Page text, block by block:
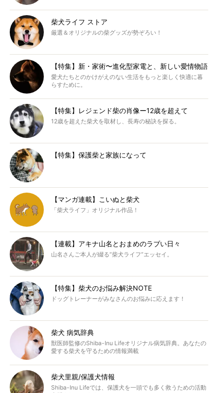
柴犬ライフ ストア
厳選＆オリジナルの柴グッズが勢ぞろい！
【特集】新・家術〜進化型家電と、新しい愛情物語
愛犬たちとのかけがえのない生活をもっと楽しく快適に暮
らすために。
【特集】レジェンド柴の肖像ー12歳を超えて
12歳を超えた柴犬を取材し、長寿の秘訣を探る。
【特集】保護柴と家族になって
【マンガ連載】こいぬと柴犬
「柴犬ライフ」オリジナル作品！
【連載】アキナ山名とおまめのラブい日々
山名さんご本人が綴る“柴犬ライフ”エッセイ。
【特集】柴犬のお悩み解決NOTE
ドッグトレーナーがみなさんのお悩みに応えます！
柴犬 病気辞典
獣医師監修のShiba-Inu Lifeオリジナル病気辞典。あなたの
愛する柴犬を守るための情報満載
柴犬里親/保護犬情報
Shiba-Inu Lifeでは、保護犬を一頭でも多く救うための活動